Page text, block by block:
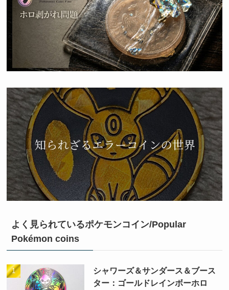
よく見られているポケモンコイン/Popular
Pokémon coins
シャワーズ＆サンダース＆ブース
ター：ゴールドレインボーホロ